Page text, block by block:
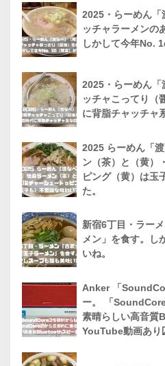
2025・らーめん「
ッチャラーメンの
しかして今年No.
2025・らーめん「
ッチャこってり（
に背脂チャッチャ
2025 らーめん「
ン（茶）と（黄）
ピング（黄）は玉
た。
新宿6丁目・ラー
メン」を食す。し
いね。
Anker 「
ー。 「
素晴らしい高音質
YouTube動画あり